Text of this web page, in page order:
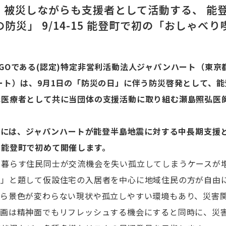
災しながらも支援者として活動する、 能
防災」 9/14-15 能登町で初の「おしゃべり
である(認定)特定非営利活動法人ジャパンハート（東京
）は、9月1日の「防災の日」に伴う防災啓発として、
療者として共に当団体の支援活動に取り組む瀬島照弘医
は、ジャパンハートが能登半島地震に対する中長期支援
登町で初めて開催します。
らす住民同士が交流機会を失い孤立してしまうケースが
と題して仮設住宅の入居者を中心に地域住民の方が自由
景色が変わらない現状や孤立しやすい環境もあり、災害
は精神面でもリフレッシュする機会にすると同時に、災